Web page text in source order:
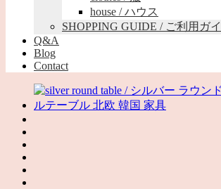
house / ハウス
SHOPPING GUIDE / ご利用ガ
Q&A
Blog
Contact